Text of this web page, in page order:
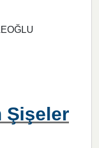
Şişeler